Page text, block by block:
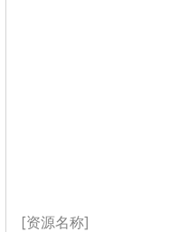
[资源名称]